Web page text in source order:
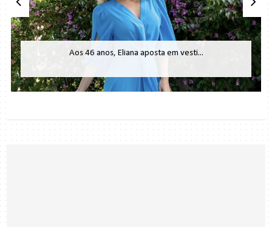
Aos 46 anos, Eliana aposta em vesti...